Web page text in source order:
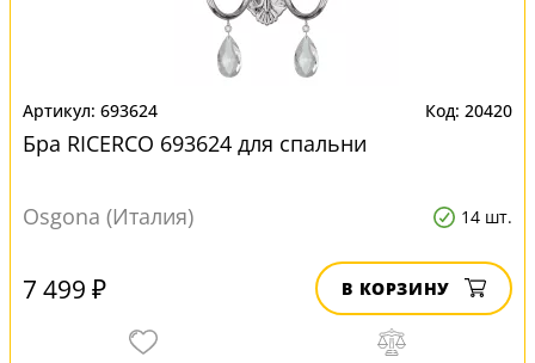
693624 20420
Бра RICERCO 693624 для спальни
Osgona (Италия) 14 шт.
7 499 ₽ В КОРЗИНУ